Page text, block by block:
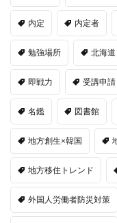
内定 内定者
勉強場所 北海道
即戦力 受講申請
名鑑 図書館
地方創生×韓国
地方移住トレンド
外国人労働者防災対策